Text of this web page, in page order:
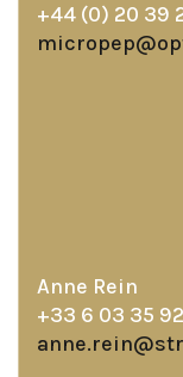
+44 (0) 20 39
Anne Rein
+33 6 03 35